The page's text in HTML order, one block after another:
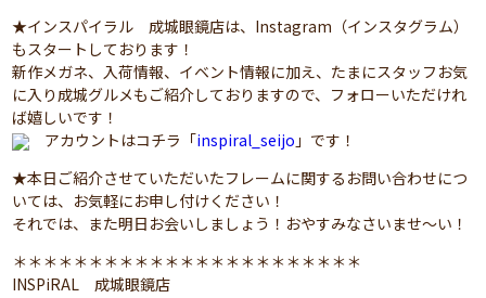
★インスパイラル 成城眼鏡店は、Instagram（インスタグラム）
もスタートしております！
新作メガネ、入荷情報、イベント情報に加え、たまにスタッフお気
に入り成城グルメもご紹介しておりますので、フォローいただけれ
ば嬉しいです！
アカウントはコチラ「inspiral_seijo 」です！
★本日ご紹介させていただいたフレームに関するお問い合わせにつ
いては、お気軽にお申し付けください！
それでは、また明日お会いしましょう！おやすみなさいませ～い！
＊＊＊＊＊＊＊＊＊＊＊＊＊＊＊＊＊＊＊＊＊＊＊
INSPiRAL 成城眼鏡店